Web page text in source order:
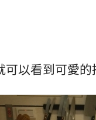
可以看到可愛